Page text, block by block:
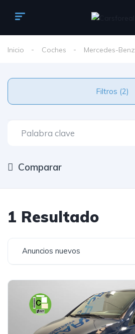
Inicio Coches Mercedes-Benz
Filtros (2)
Comparar
1 Resultado
Anuncios nuevos